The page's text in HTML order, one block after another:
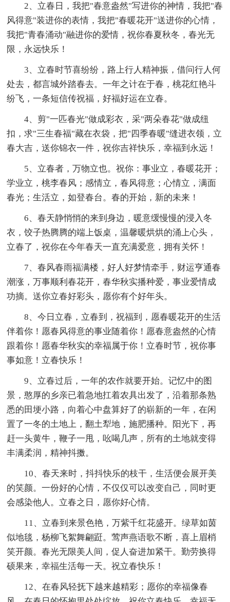
2、立春日，我把"春意盎然"写进你的神情，我把"春
风得意"装进你的表情，我把"春暖花开"送进你的心情，
我把"青春涌动"融进你的爱情，祝你春夏秋冬，春光无
限，永远快乐！
3、立春时节喜纷纷，路上行人精神振，借问行人何
处去，都言城外踏春去。一年之计在于春，桃花红艳斗
纷飞，一条短信传祝福，好福好运在立春。
4、剪"一匹春光"做成彩衣，采"两朵春花"做成纽
扣，求"三生春福"藏在衣袋，把"四季春暖"缝进衣领，立
春大吉，送你锦衣一件，祝你吉祥快乐，幸福到永远！
5、立春者，万物立也。祝你：事业立，春暖花开；
学业立，桃李春风；感情立，春风得意；心情立，满面
春光；生活立，如登春台。春的开始，新的未来！
6、春天静悄悄的来到身边，暖意缓慢慢的浸入冬
衣，饺子热腾腾的端上饭桌，温馨暖烘烘的涌上心头，
立春了，祝你在今年春天一直充满爱意，拥有关怀！
7、春风春雨福满楼，好人好梦情牵手，财运亨通春
潮涨，万事顺利春花开，春华秋实播种爱，事业爱情成
功摘。送你立春好彩头，愿你有个好年头。
8、今日立春，立春到，祝福到，愿春暖花开的生活
伴着你！愿春风得意的事业随着你！愿春意盎然的心情
跟着你！愿春华秋实的幸福属于你！立春时节，祝你事
事如意！立春快乐！
9、立春过后，一年的农作就要开始。记忆中的图
景，憨厚的乡亲已着急地扛着农具出发了，沿着那条熟
悉的田埂小路，向着心中盘算好了的崭新的一年，在闲
置了一冬的土地上，翻土犁地，施肥播种。阳光下，再
赶一头黄牛，鞭子一甩，吆喝几声，所有的土地就变得
丰满柔润，精神抖擞。
10、春天来时，抖抖快乐的枝干，生活便会展开美
的笑颜。一份好的心情，不仅仅可以改变自己，同时更
会感染他人。立春之日，愿你好心情。
11、立春到来景色艳，万紫千红花盛开。绿草如茵
似地毯，杨柳飞絮舞翩跹。莺声燕语歌不断，喜上眉梢
笑开颜。春光无限美人间，促人奋进加紧干。勤劳换得
硕果来，幸福生活每一天。祝立春快乐！
12、在春风轻抚下越来越精彩；愿你的幸福像春